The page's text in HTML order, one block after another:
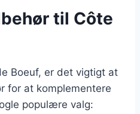
til Côte
Boeuf, er det vigtigt at
for at komplementere
populære valg: